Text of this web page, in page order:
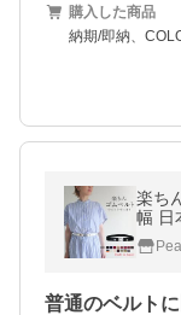
購入した商品
納期/即納、
楽ち
幅 日本
ピース